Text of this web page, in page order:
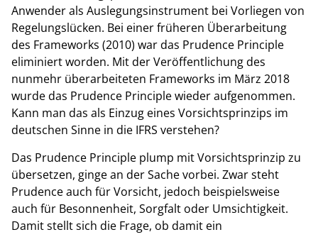
Anwender als Auslegungsinstrument bei Vorliegen von
Regelungslücken. Bei einer früheren Überarbeitung
des Frameworks (2010) war das Prudence Principle
eliminiert worden. Mit der Veröffentlichung des
nunmehr überarbeiteten Frameworks im März 2018
wurde das Prudence Principle wieder aufgenommen.
Kann man das als Einzug eines Vorsichtsprinzips im
deutschen Sinne in die IFRS verstehen?
Das Prudence Principle plump mit Vorsichtsprinzip zu
übersetzen, ginge an der Sache vorbei. Zwar steht
Prudence auch für Vorsicht, jedoch beispielsweise
auch für Besonnenheit, Sorgfalt oder Umsichtigkeit.
Damit stellt sich die Frage, ob damit ein